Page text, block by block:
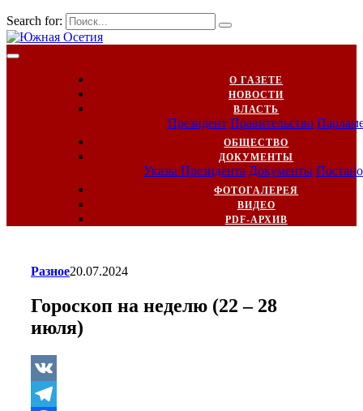
Search for:
О ГАЗЕТЕ
НОВОСТИ
ВЛАСТЬ
Президент Правительство
ОБЩЕСТВО
ДОКУМЕНТЫ
Указы Президента Документы
ФОТОГАЛЕРЕЯ
ВИДЕО
PDF-АРХИВ
Разное20.07.2024
Гороскоп на неделю (22 – 28
июля)
VK